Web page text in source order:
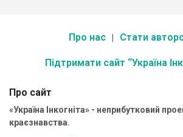
Про нас Стати
Підтримати сайт “Україна
Про сайт
«Україна Інкогніта» - неприбутковий
краєзнавства.